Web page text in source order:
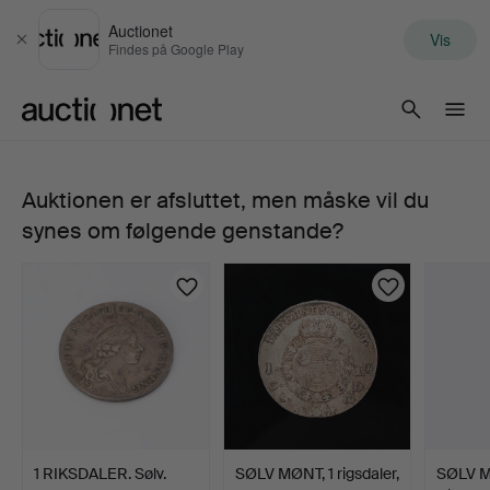
Luk
Auctionet
Findes på Google Play Vis
207.
CYRÉN,
skulptur,
grøn
Auktionen er afsluttet, men måske vil du
synes om følgende genstande?
1 RIKSDALER. Sølv.
SØLV MØNT, 1 rigsdaler,
SØLV